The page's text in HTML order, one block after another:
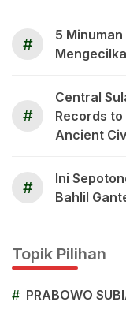
#
5
#
Central
Records
Ancient
#
Ini
Bahlil
Topik Pilihan
# PRABOWO